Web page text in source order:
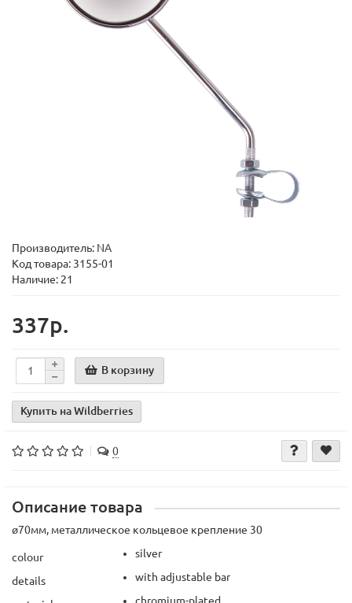
Производитель: NA
Код товара: 3155-01
Наличие: 21
337р.
В корзину
Купить на Wildberries
0
Описание товара
ø70мм, металлическое кольцевое крепление 30
colour silver
details with adjustable bar